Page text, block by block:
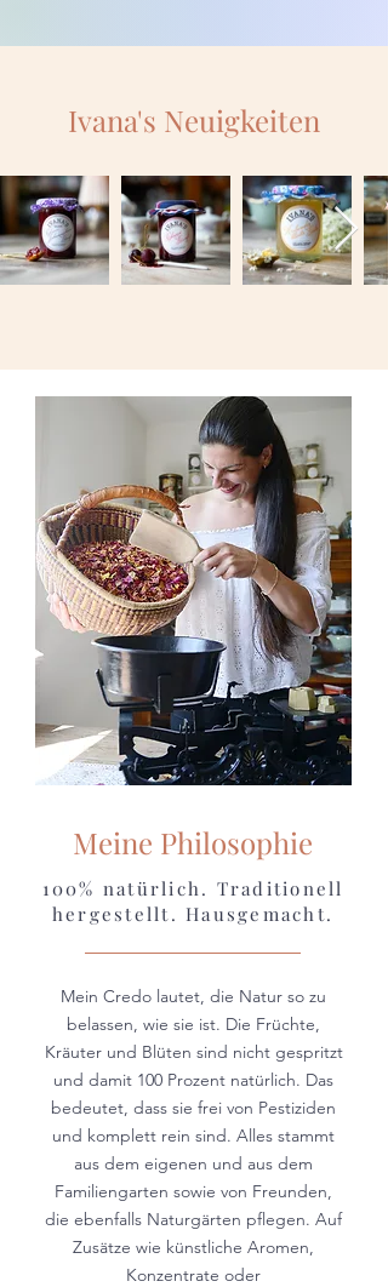
Ivana's Neuigkeiten
Meine Philosophie
100% natürlich. Traditionell
hergestellt. Hausgemacht.
Mein Credo lautet, die Natur so zu
belassen, wie sie ist. Die Früchte,
Kräuter und Blüten sind nicht gespritzt
und damit 100 Prozent natürlich. Das
bedeutet, dass sie frei von Pestiziden
und komplett rein sind. Alles stammt
aus dem eigenen und aus dem
Familiengarten sowie von Freunden,
die ebenfalls Naturgärten pflegen. Auf
Zusätze wie künstliche Aromen,
Konzentrate oder